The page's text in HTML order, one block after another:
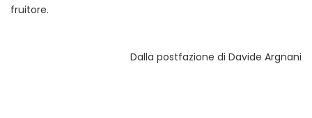
fruitore.
Dalla postfazione di Davide Argnani